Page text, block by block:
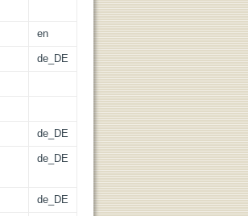
en
de_DE
de_DE
de_DE
de_DE